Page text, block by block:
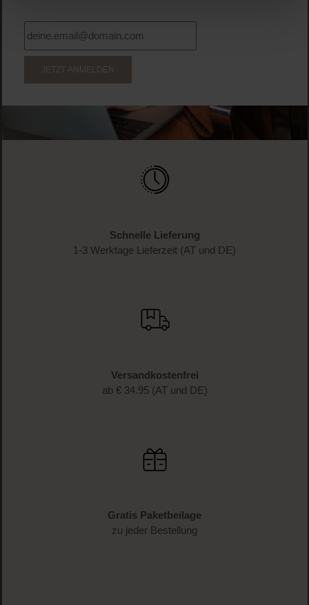
JETZT ANMELDEN
Schnelle Lieferung
1-3 Werktage Lieferzeit (AT und DE)
Versandkostenfrei
ab € 34.95 (AT und DE)
Gratis Paketbeilage
zu jeder Bestellung